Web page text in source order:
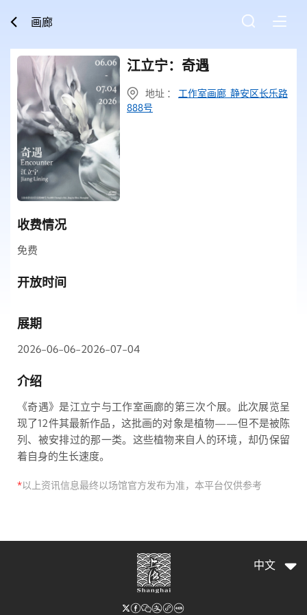
画廊
江立宁：奇遇
地址 ： 工作室画廊 静安区长乐路
888号
收费情况
免费
开放时间
展期
2026-06-06-2026-07-04
介绍
《奇遇》是江立宁与工作室画廊的第三次个展。此次展览呈
现了12件其最新作品，这批画的对象是植物——但不是被陈
列、被安排过的那一类。这些植物来自人的环境，却仍保留
着自身的生长速度。
*以上资讯信息最终以场馆官方发布为准，本平台仅供参考
中文